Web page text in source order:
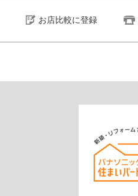
お店比較に登録